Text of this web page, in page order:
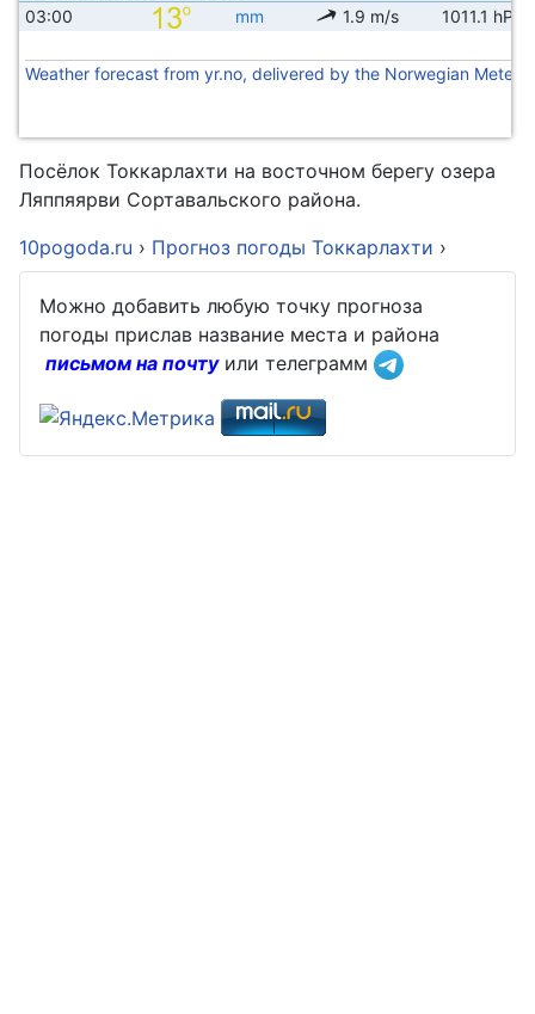
03:00
mm 1.9 m/s 1011.1 hPa
Weather forecast from yr.no, delivered by the Norwegian
Посёлок Токкарлахти на восточном берегу озера
Ляппяярви Сортавальского района.
10pogoda.ru › Прогноз погоды Токкарлахти ›
Можно добавить любую точку прогноза
погоды прислав название места и района
письмом на почтуили телеграмм